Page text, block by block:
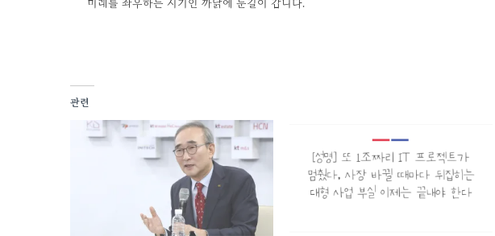
미래를 좌우하는 시기인 까닭에 눈길이 갑니다.
관련